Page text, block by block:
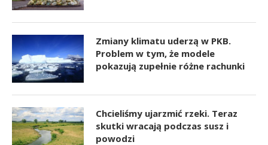
Zmiany klimatu uderzą w PKB.
Problem w tym, że modele
pokazują zupełnie różne rachunki
Chcieliśmy ujarzmić rzeki. Teraz
skutki wracają podczas susz i
powodzi